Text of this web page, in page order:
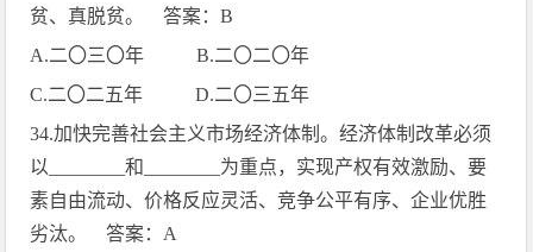
贫、真脱贫。 答案：B
A.二〇三〇年 B.二〇二〇年
C.二〇二五年 D.二〇三五年
34.加快完善社会主义市场经济体制。经济体制改革必须
以
________和
为重点，实现产权有效激励、要
素自由流动、价格反应灵活、竞争公平有序、企业优胜
劣汰。 答案： A